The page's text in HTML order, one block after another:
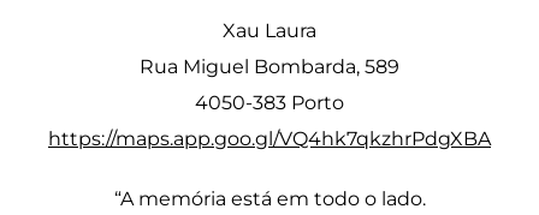
Xau Laura
Rua Miguel Bombarda, 589
4050-383 Porto
https://maps.app.goo.gl/VQ4hk7qkzhrPdgXBA
“A memória está em todo o lado.